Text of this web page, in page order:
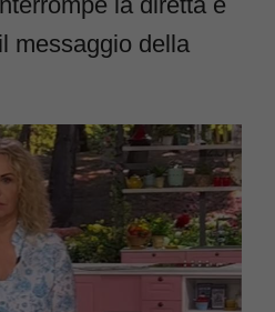
messaggio della